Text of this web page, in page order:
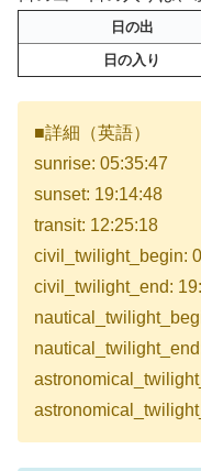
日の出
日の入り
■詳細（英語）
sunrise: 05:35:47
sunset: 19:14:48
transit: 12:25:18
civil_twilight_begin:
civil_twilight_end: